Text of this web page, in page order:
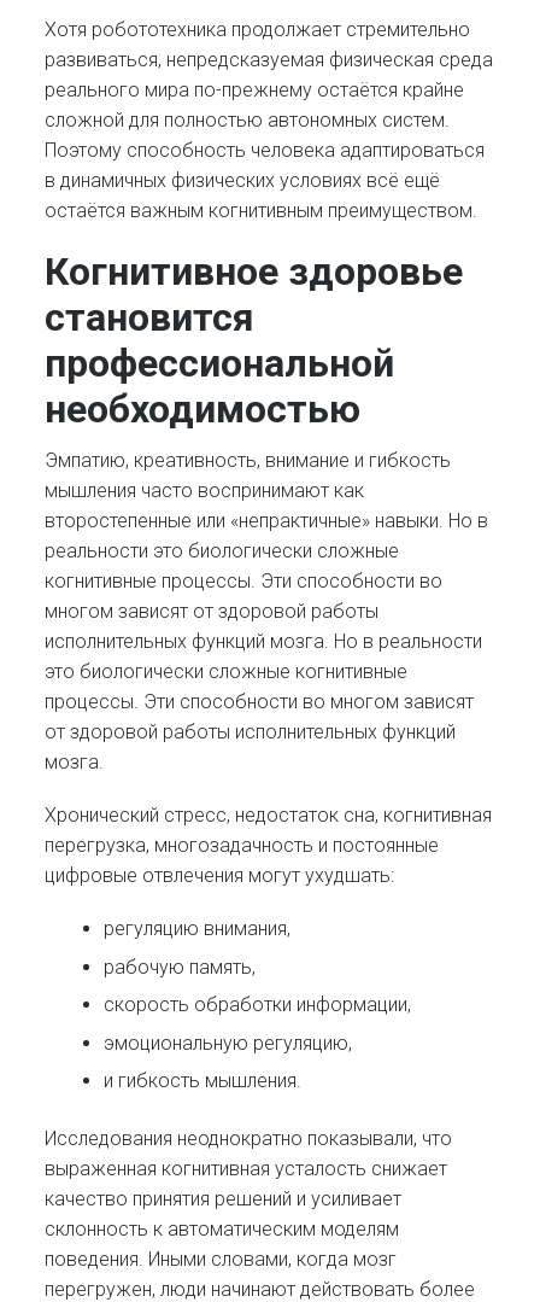
Хотя робототехника продолжает стремительно
развиваться, непредсказуемая физическая среда
реального мира по-прежнему остаётся крайне
сложной для полностью автономных систем.
Поэтому способность человека адаптироваться
в динамичных физических условиях всё ещё
остаётся важным когнитивным преимуществом.
Когнитивное здоровье
становится
профессиональной
необходимостью
Эмпатию, креативность, внимание и гибкость
мышления часто воспринимают как
второстепенные или «непрактичные» навыки. Но в
реальности это биологически сложные
когнитивные процессы. Эти способности во
многом зависят от здоровой работы
исполнительных функций мозга. Но в реальности
это биологически сложные когнитивные
процессы. Эти способности во многом зависят
от здоровой работы исполнительных функций
мозга.
Хронический стресс, недостаток сна, когнитивная
перегрузка, многозадачность и постоянные
цифровые отвлечения могут ухудшать:
регуляцию внимания,
рабочую память,
скорость обработки информации,
эмоциональную регуляцию,
и гибкость мышления.
Исследования неоднократно показывали, что
выраженная когнитивная усталость снижает
качество принятия решений и усиливает
склонность к автоматическим моделям
поведения. Иными словами, когда мозг
перегружен, люди начинают действовать более